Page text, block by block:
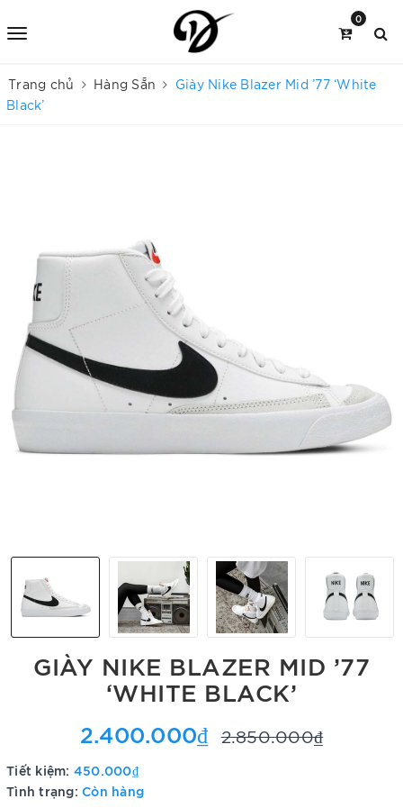
0
Trang chủ Hàng Sẵn
Giày Nike Blazer Mid ’77 ‘White
Black’
GIÀY NIKE BLAZER MID ’77
‘WHITE BLACK’
2.400.000₫ 2.850.000₫
Tiết kiệm: 450.000₫
Tình trạng: Còn hàng